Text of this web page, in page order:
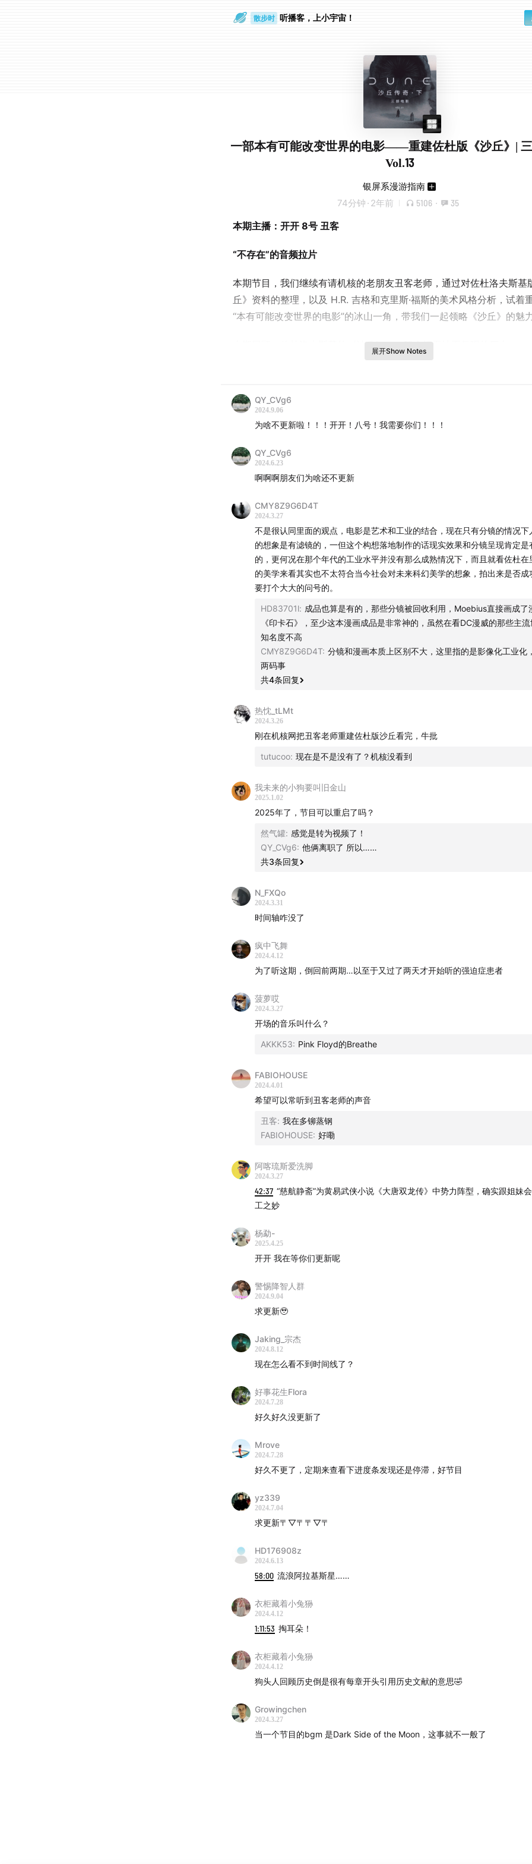
散步时 听播客，上小宇宙！
一部本有可能改变世界的电影——重建佐杜版《沙丘》|
Vol.13
银屏系漫游指南
74分钟 · 2年前 5106 · 35
本期主播：开开 8号 丑客
“不存在”的音频拉片
本期节目，我们继续有请机核的老朋友丑客老师，通过对佐杜洛夫斯基
丘》资料的整理，以及 H.R. 吉格和克里斯·福斯的美术风格分析，试着
“本有可能改变世界的电影”的冰山一角，带我们一起领略《沙丘》的魅力
佐杜洛夫斯基的《沙丘》，一段永远无法再复现的历史
展开Show Notes
QY_CVg6
2024.9.06
为啥不更新啦！！！开开！八号！我需要你们！！！
QY_CVg6
2024.6.23
啊啊啊朋友们为啥还不更新
CMY8Z9G6D4T
2024.3.27
不是很认同里面的观点，电影是艺术和工业的结合，现在只有分镜的情况下
的想象是有滤镜的，一但这个构想落地制作的话现实效果和分镜呈现肯定是
的，更何况在那个年代的工业水平并没有那么成熟情况下，而且就看佐杜在
的美学来看其实也不太符合当今社会对未来科幻美学的想象，拍出来是否成
要打个大大的问号的。
HD83701l: 成品也算是有的，那些分镜被回收利用，Moebius直接画成了
《印卡石》，至少这本漫画成品是非常神的，虽然在看DC漫威的那些主流
知名度不高
CMY8Z9G6D4T: 分镜和漫画本质上区别不大，这里指的是影像化工业化
两码事
共4条回复
热忱_tLMt
2024.3.26
刚在机核网把丑客老师重建佐杜版沙丘看完，牛批
tutucoo: 现在是不是没有了？机核没看到
我未来的小狗要叫旧金山
2025.1.02
2025年了，节目可以重启了吗？
然气罐: 感觉是转为视频了！
QY_CVg6: 他俩离职了 所以……
共3条回复
N_FXQo
2024.3.31
时间轴咋没了
疯中飞舞
2024.4.12
为了听这期，倒回前两期…以至于又过了两天才开始听的强迫症患者
菠萝哎
2024.3.27
开场的音乐叫什么？
AKKK53: Pink Floyd的Breathe
FABIOHOUSE
2024.4.01
希望可以常听到丑客老师的声音
丑客: 我在多铆蒸钢
FABIOHOUSE: 好嘞
阿喀琉斯爱洗脚
2024.3.27
42:37 “慈航静斋”为黄易武侠小说《大唐双龙传》中势力阵型，确实跟姐妹
工之妙
杨勐-
2025.4.25
开开 我在等你们更新呢
警惕降智人群
2024.9.04
求更新🥹
Jaking_宗杰
2024.8.12
现在怎么看不到时间线了？
好事花生Flora
2024.7.28
好久好久没更新了
Mrove
2024.7.28
好久不更了，定期来查看下进度条发现还是停滞，好节目
yz339
2024.7.04
求更新〒▽〒〒▽〒
HD176908z
2024.6.13
58:00 流浪阿拉基斯星……
衣柜藏着小兔狲
2024.4.12
1:11:53 掏耳朵！
衣柜藏着小兔狲
2024.4.12
狗头人回顾历史倒是很有每章开头引用历史文献的意思🤣
Growingchen
2024.3.27
当一个节目的bgm 是Dark Side of the Moon，这事就不一般了